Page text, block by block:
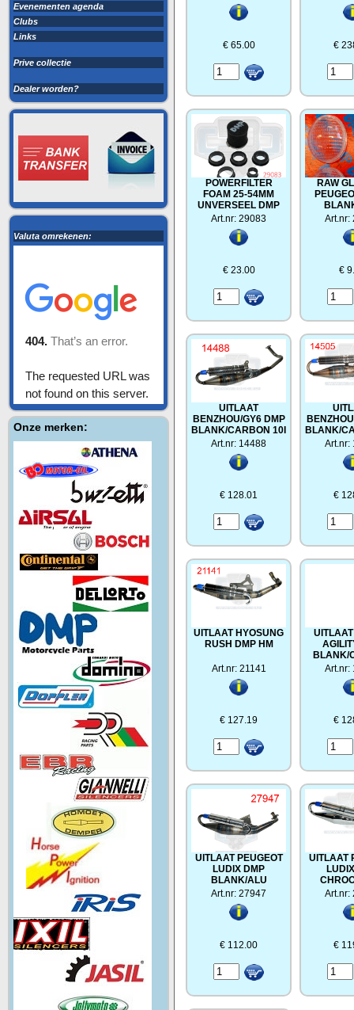
Evenementen agenda
Clubs
Links
Prive collectie
Dealer worden?
Valuta omrekenen:
Onze merken:
€ 65.00 €
POWERFILTER
FOAM 25-54MM
UNVERSEEL DMP
Art.nr: 29083
€ 23.00
RAW
Art.nr:
€
UITLAAT
BENZHOU/GY6 DMP
BLANK/CARBON 10I
Art.nr: 14488
€ 128.01
BLANK/
Art.nr:
€
UITLAAT HYOSUNG
RUSH DMP HM
Art.nr: 21141
€ 127.19
BLANK/
Art.nr:
€
UITLAAT PEUGEOT
LUDIX DMP
BLANK/ALU
Art.nr: 27947
€ 112.00
UITLAAT
Art.nr:
€